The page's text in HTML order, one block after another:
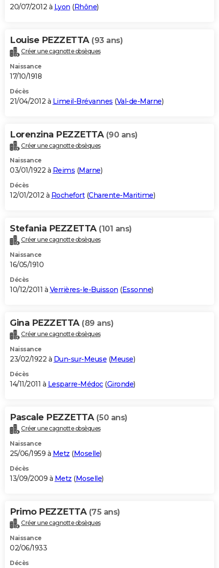
20/07/2012 à Lyon (Rhône)
Louise PEZZETTA (93 ans)
Créer une cagnotte obsèques
Naissance
17/10/1918
Décès
21/04/2012 à Limeil-Brévannes (Val-de-Marne)
Lorenzina PEZZETTA (90 ans)
Créer une cagnotte obsèques
Naissance
03/01/1922 à Reims (Marne)
Décès
12/01/2012 à Rochefort(Charente-Maritime)
Stefania PEZZETTA (101 ans)
Créer une cagnotte obsèques
Naissance
16/05/1910
Décès
10/12/2011 à Verrières-le-Buisson (Essonne)
Gina PEZZETTA (89 ans)
Créer une cagnotte obsèques
Naissance
23/02/1922 à Dun-sur-Meuse (Meuse)
Décès
14/11/2011 à Lesparre-Médoc(Gironde)
Pascale PEZZETTA (50 ans)
Créer une cagnotte obsèques
Naissance
25/06/1959 à Metz (Moselle)
Décès
13/09/2009 à Metz (Moselle)
Primo PEZZETTA (75 ans)
Créer une cagnotte obsèques
Naissance
02/06/1933
Décès